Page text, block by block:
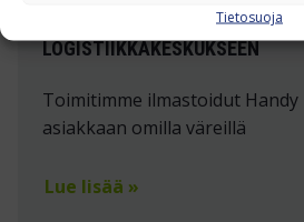
Tietosuoja
ILMASTOIDUT PUKUKAAPIT
LOGISTIIKKAKESKUKSEEN
Toimitimme ilmastoidut
asiakkaan omilla väreillä
Lue lisää »